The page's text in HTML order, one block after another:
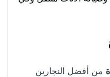
من أفضل النجارين